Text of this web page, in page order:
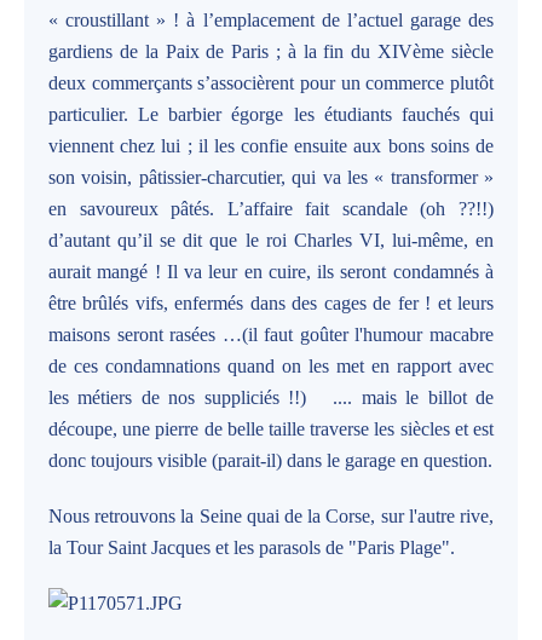
« croustillant » ! à l’emplacement de l’actuel garage des
gardiens de la Paix de Paris ; à la fin du XIVème siècle
deux commerçants s’associèrent pour un commerce plutôt
particulier. Le barbier égorge les étudiants fauchés qui
viennent chez lui ; il les confie ensuite aux bons soins de
son voisin, pâtissier-charcutier, qui va les « transformer »
en savoureux pâtés. L’affaire fait scandale (oh ??!!)
d’autant qu’il se dit que le roi Charles VI, lui-même, en
aurait mangé ! Il va leur en cuire, ils seront condamnés à
être brûlés vifs, enfermés dans des cages de fer ! et leurs
maisons seront rasées …(il faut goûter l'humour macabre
de ces condamnations quand on les met en rapport avec
les métiers de nos suppliciés !!) .... mais le billot de
découpe, une pierre de belle taille traverse les siècles et est
donc toujours visible (parait-il) dans le garage en question.
Nous retrouvons la Seine quai de la Corse, sur l'autre rive,
la Tour Saint Jacques et les parasols de "Paris Plage".